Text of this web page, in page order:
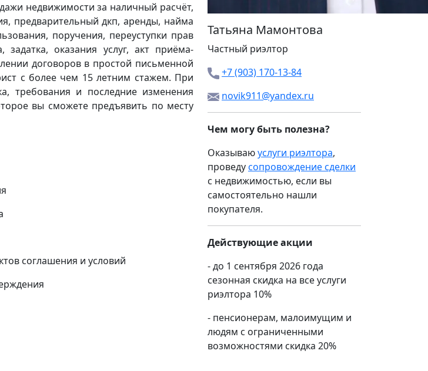
недвижимости за наличный расчёт,
предварительный дкп, аренды, найма
поручения, переуступки прав
задатка, оказания услуг, акт приёма-
договоров в простой письменной
с более чем 15 летним стажем. При
требования и последние изменения
вы сможете предъявить по месту
соглашения и условий
Татьяна Мамонтова
Частный риэлтор
+7 (903) 170-13-84
novik911@yandex.ru
Чем могу быть полезна?
Оказываюуслуги риэлтора,
проведусопровождение сделки
с недвижимостью, если вы
самостоятельно нашли
покупателя.
Действующие акции
- до 1 сентября 2026 года
сезонная скидка на все услуги
риэлтора 10%
- пенсионерам, малоимущим и
людям с ограниченными
возможностями скидка 20%